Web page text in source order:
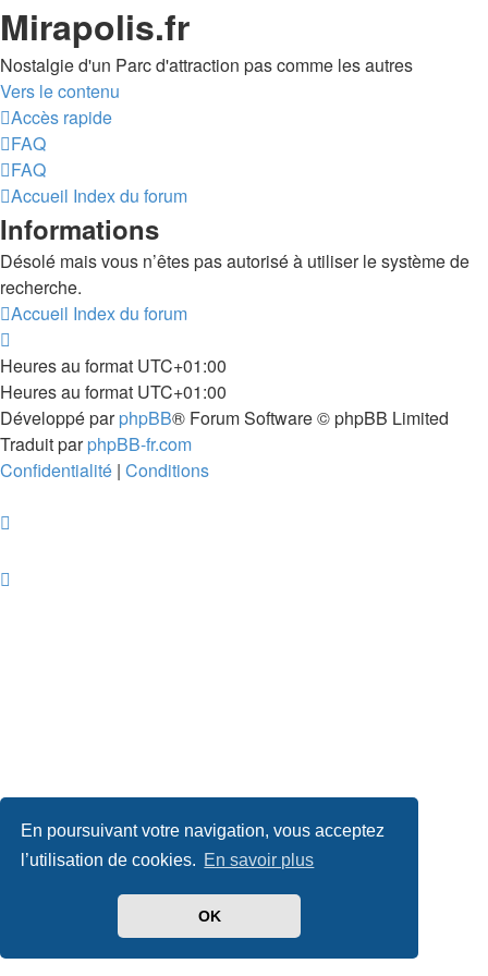
En poursuivant votre navigation, vous acceptez
l’utilisation de cookies. En savoir plus
OK
Mirapolis.fr
Nostalgie d'un Parc d'attraction pas comme les autres
Vers le contenu
Accès rapide
FAQ
FAQ
Accueil Index du forum
Informations
Désolé mais vous n’êtes pas autorisé à utiliser le système de
recherche.
Accueil Index du forum
Heures au format UTC+01:00
Heures au format UTC+01:00
Développé parphpBB® Forum Software © phpBB Limited
Traduit parphpBB-fr.com
Confidentialité | Conditions